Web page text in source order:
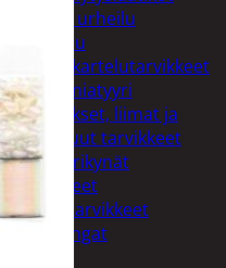
aika ja urheilu
Askartelu
Askartelutarvikkeet
Miniatyyri
Sakset, liimat ja
muut tarvikkeet
Värikynät
Harrasteet
Käsityötarvikkeet
Langat